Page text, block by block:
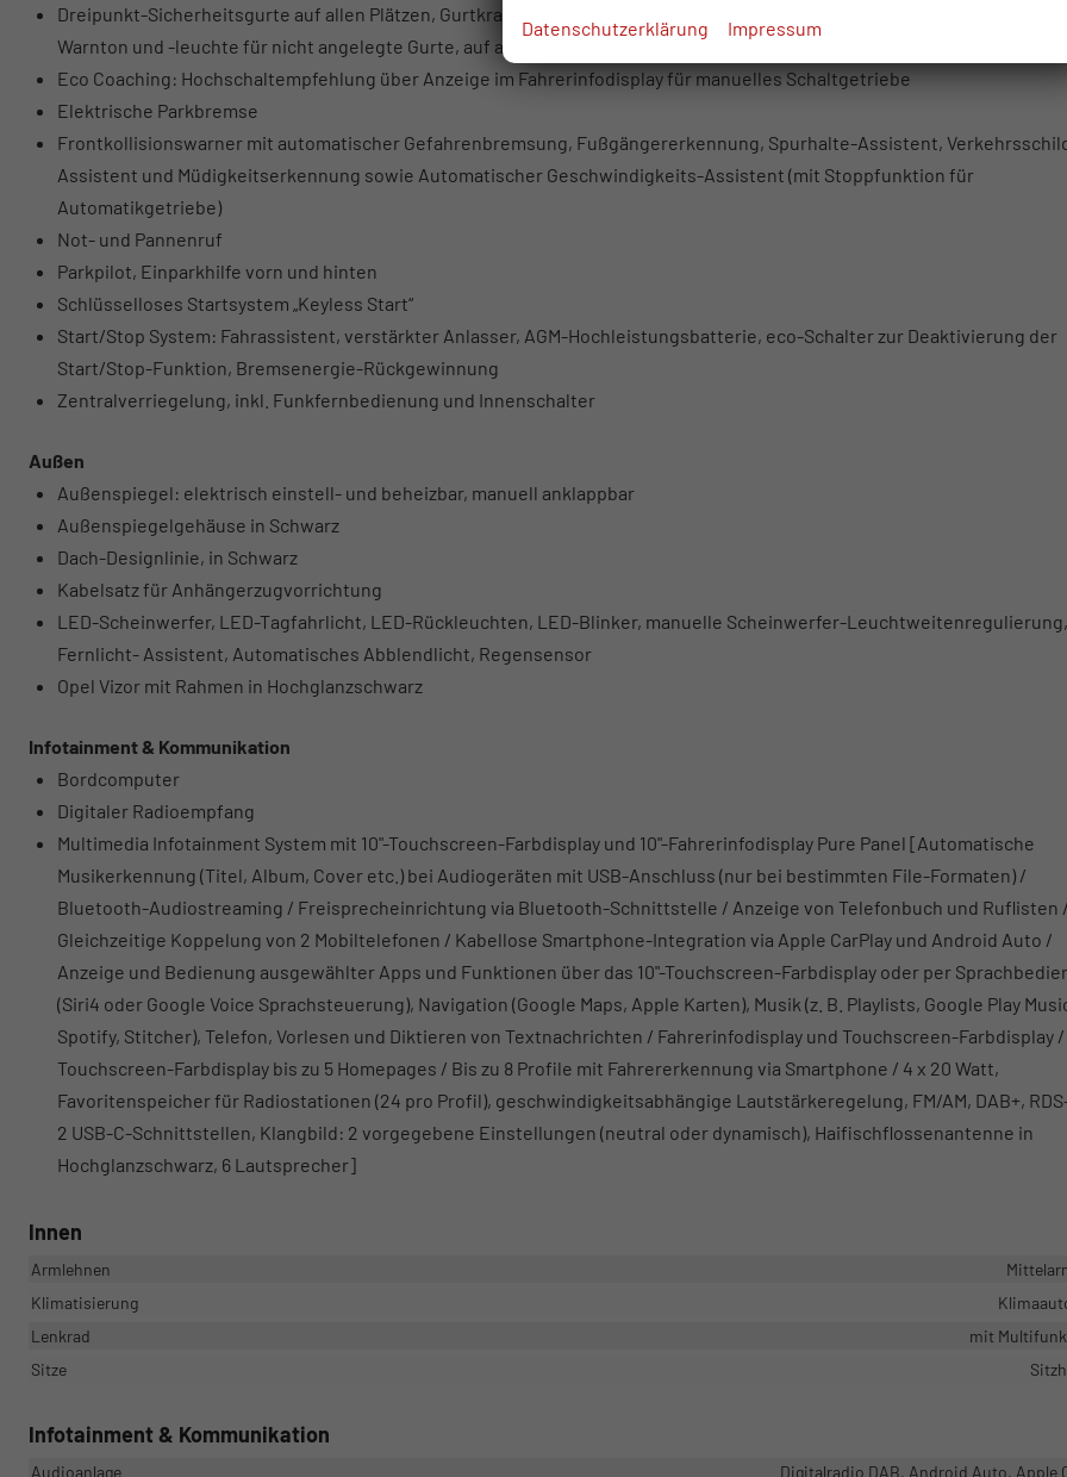
Dreipunkt-Sicherheitsgurte auf allen Plätzen, Gurtkraftbegrenzer und Gurtstraffer vorn und auf den äußeren Rücksitzen,
Warnton und -leuchte für nicht angelegte Gurte, auf allen Plätzen
Eco Coaching: Hochschaltempfehlung über Anzeige im Fahrerinfodisplay für manuelles Schaltgetriebe
Elektrische Parkbremse
Frontkollisionswarner mit automatischer Gefahrenbremsung, Fußgängererkennung, Spurhalte-Assistent,
Assistent und Müdigkeitserkennung sowie Automatischer Geschwindigkeits-Assistent (mit Stoppfunktion für
Automatikgetriebe)
Not- und Pannenruf
Parkpilot, Einparkhilfe vorn und hinten
Schlüsselloses Startsystem „Keyless Start“
Start/Stop System: Fahrassistent, verstärkter Anlasser, AGM-Hochleistungsbatterie, eco-Schalter zur Deaktivierung der
Start/Stop-Funktion, Bremsenergie-Rückgewinnung
Zentralverriegelung, inkl. Funkfernbedienung und Innenschalter
Außen
Außenspiegel: elektrisch einstell- und beheizbar, manuell anklappbar
Außenspiegelgehäuse in Schwarz
Dach-Designlinie, in Schwarz
Kabelsatz für Anhängerzugvorrichtung
LED-Scheinwerfer, LED-Tagfahrlicht, LED-Rückleuchten, LED-Blinker, manuelle Scheinwerfer-Leuchtweitenregulierung,
Fernlicht- Assistent, Automatisches Abblendlicht, Regensensor
Opel Vizor mit Rahmen in Hochglanzschwarz
Infotainment & Kommunikation
Bordcomputer
Digitaler Radioempfang
Multimedia Infotainment System mit 10"-Touchscreen-Farbdisplay und 10"-Fahrerinfodisplay Pure Panel [Automatische
Musikerkennung (Titel, Album, Cover etc.) bei Audiogeräten mit USB-Anschluss (nur bei bestimmten File-Formaten) /
Bluetooth-Audiostreaming / Freisprecheinrichtung via Bluetooth-Schnittstelle / Anzeige von Telefonbuch und Ruflisten
Gleichzeitige Koppelung von 2 Mobiltelefonen / Kabellose Smartphone-Integration via Apple CarPlay und Android Auto /
Anzeige und Bedienung ausgewählter Apps und Funktionen über das 10"-Touchscreen-Farbdisplay oder per
(Siri4 oder Google Voice Sprachsteuerung), Navigation (Google Maps, Apple Karten), Musik (z. B. Playlists, Google Play
Spotify, Stitcher), Telefon, Vorlesen und Diktieren von Textnachrichten / Fahrerinfodisplay und Touchscreen-Farbdisplay /
Touchscreen-Farbdisplay bis zu 5 Homepages / Bis zu 8 Profile mit Fahrererkennung via Smartphone / 4 x 20 Watt,
Favoritenspeicher für Radiostationen (24 pro Profil), geschwindigkeitsabhängige Lautstärkeregelung, FM/AM, DAB+,
2 USB-C-Schnittstellen, Klangbild: 2 vorgegebene Einstellungen (neutral oder dynamisch), Haifischflossenantenne in
Hochglanzschwarz, 6 Lautsprecher]
Innen
Armlehnen
Klimatisierung
Lenkrad
mit
Sitze
Infotainment & Kommunikation
Audioanlage Digitalradio DAB, Android Auto, Apple
Datenschutzerklärung Impressum